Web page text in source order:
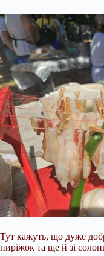
Тут кажуть, що дуже
пиріжок та ще й зі